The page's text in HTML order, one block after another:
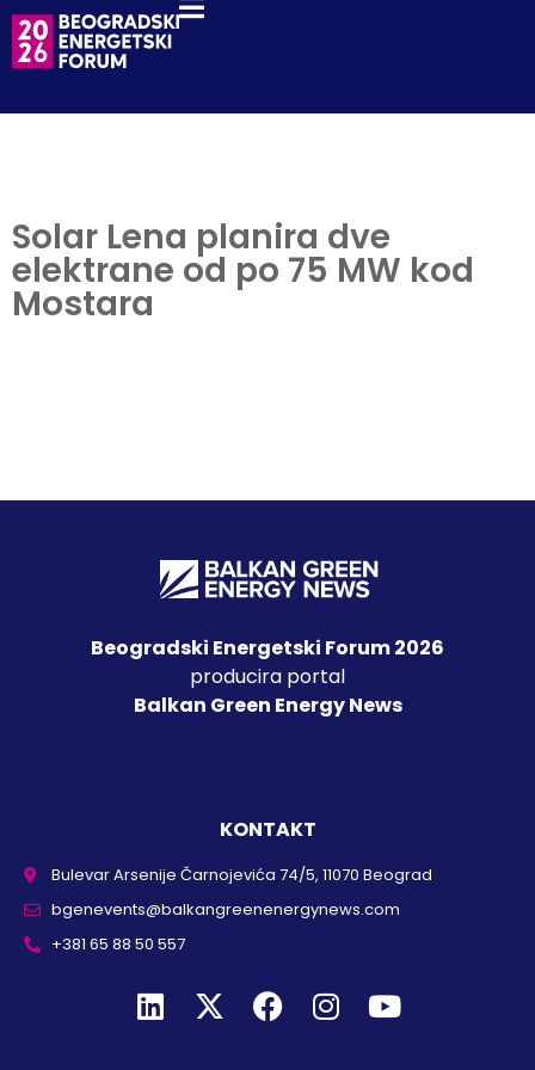
Solar Lena planira dve
elektrane od po 75 MW kod
Mostara
Beogradski Energetski Forum 2026
producira portal
Balkan Green Energy News
KONTAKT
Bulevar Arsenije Čarnojevića 74/5, 11070 Beograd
bgenevents@balkangreenenergynews.com
+381 65 88 50 557